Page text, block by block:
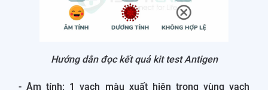
Hướng dẫn đọc kết quả kit test Antigen
- Âm tính: 1 vạch màu xuất hiện trong vùng vạch